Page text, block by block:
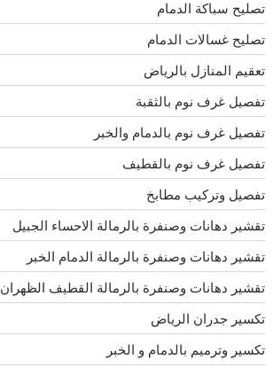
تصليح سباكة الدمام
تصليح غسالات الدمام
تعقيم المنازل بالرياض
تفصيل غرف نوم بالثقبة
تفصيل غرف نوم بالدمام والخبر
تفصيل غرف نوم بالقطيف
تفصيل وتركيب مطابخ
تقشير دهانات وصنفرة بالرمالة الاحساء الجبيل
تقشير دهانات وصنفرة بالرمالة الدمام الخبر
تقشير دهانات وصنفرة بالرمالة القطيف الظهران
تكسير جدران الرياض
تكسير وترميم بالدمام و الخبر